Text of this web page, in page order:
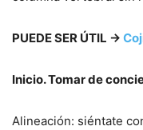
PUEDE SER ÚTIL →
Inicio. Tomar de
Alineación: siéntate